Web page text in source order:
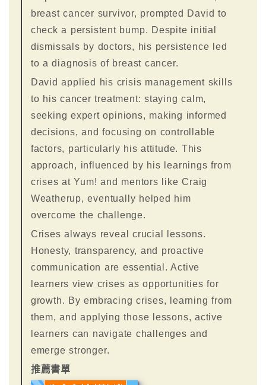
breast cancer survivor, prompted David to
check a persistent bump. Despite initial
dismissals by doctors, his persistence led
to a diagnosis of breast cancer.
David applied his crisis management skills
to his cancer treatment: staying calm,
seeking expert opinions, making informed
decisions, and focusing on controllable
factors, particularly his attitude. This
approach, influenced by his learnings from
crises at Yum! and mentors like Craig
Weatherup, eventually helped him
overcome the challenge.
Crises always reveal crucial lessons.
Honesty, transparency, and proactive
communication are essential. Active
learners view crises as opportunities for
growth. By embracing crises, learning from
them, and applying those lessons, active
learners can navigate challenges and
emerge stronger.
推薦書單